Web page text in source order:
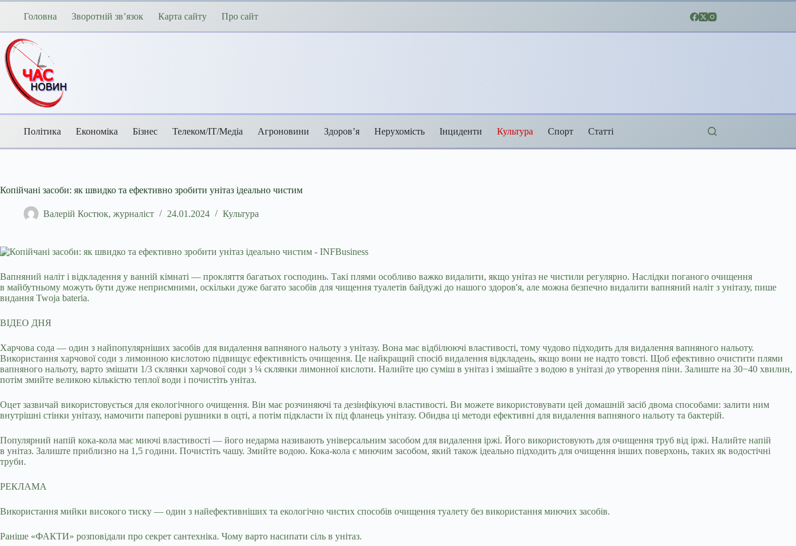
Перейти
Головна Зворотній зв’язок Карта сайту Про сайт
Політика Економіка Бізнес Телеком/ІТ/Медіа Агроновини Здоров’я Нерухомість Інциденти Культура Спорт Статті
Копійчані засоби: як швидко та ефективно зробити унітаз ідеально чистим
Валерій Костюк, журналіст 24.01.2024 Культура
Вапняний наліт і відкладення у ванній кімнаті — прокляття багатьох господинь. Такі плями особливо важко видалити, якщо унітаз не чистили регулярно. Наслідки поганого очищення
в майбутньому можуть бути дуже неприємними, оскільки дуже багато засобів для чищення туалетів байдужі до нашого здоров'я, але можна безпечно видалити вапняний наліт з унітазу, пише
видання Twoja bateria.
ВІДЕО ДНЯ
Харчова сода — один з найпопулярніших засобів для видалення вапняного нальоту з унітазу. Вона має відбілюючі властивості, тому чудово підходить для видалення вапняного нальоту.
Використання харчової соди з лимонною кислотою підвищує ефективність очищення. Це найкращий спосіб видалення відкладень, якщо вони не надто товсті. Щоб ефективно очистити плями
вапняного нальоту, варто змішати 1/3 склянки харчової соди з ¼ склянки лимонної кислоти. Налийте цю суміш в унітаз і змішайте з водою в унітазі до утворення піни. Залиште на 30−40 хвилин,
потім змийте великою кількістю теплої води і почистіть унітаз.
Оцет зазвичай використовується для екологічного очищення. Він має розчиняючі та дезінфікуючі властивості. Ви можете використовувати цей домашній засіб двома способами: залити ним
внутрішні стінки унітазу, намочити паперові рушники в оцті, а потім підкласти їх під фланець унітазу. Обидва ці методи ефективні для видалення вапняного нальоту та бактерій.
Популярний напій кока-кола має миючі властивості — його недарма називають універсальним засобом для видалення іржі. Його використовують для очищення труб від іржі. Налийте напій
в унітаз. Залиште приблизно на 1,5 години. Почистіть чашу. Змийте водою. Кока-кола є миючим засобом, який також ідеально підходить для очищення інших поверхонь, таких як водостічні
труби.
РЕКЛАМА
Використання мийки високого тиску — один з найефективніших та екологічно чистих способів очищення туалету без використання миючих засобів.
Раніше «ФАКТИ» розповідали про секрет сантехніка. Чому варто насипати сіль в унітаз.